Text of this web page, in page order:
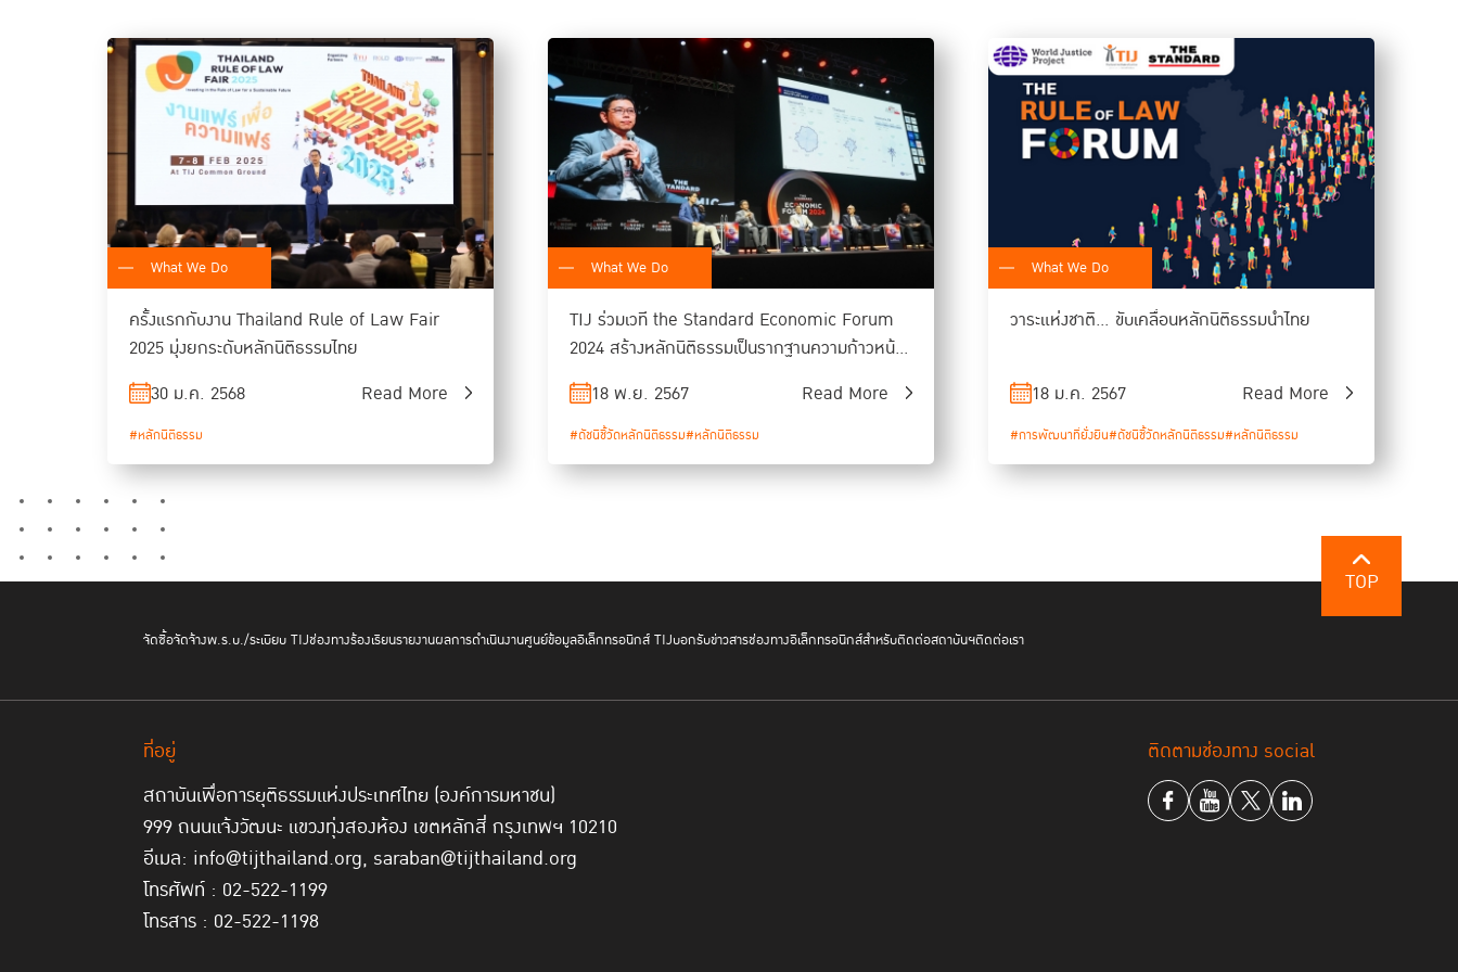
เฉพาะของนักกฎหมาย ทั้งที่ในความเป็นจริง ทุกภาคส่วนในสังคมต่างได้รับผลกระทบจากความบกพร่องของหลัก
นิติธรรม
ไม่ว่าจะเป็นประชาชนทั่วไป นักธุรกิจ หรือนักการเมือง และอีกประการที่สำคัญคือ ในประเทศไทยหลักนิติธรรมยัง
ไม่ได้ถูกมองว่ามีความเชื่อมโยงกับหลักประชาธิปไตยและหลักธรรมาภิบาลอย่างไม่อาจแยกออกจากกันได้
ศาสตราจารย์พิเศษ ดร.กิตติพงษ์ กล่าวอีกว่า การลงทุนเพื่อพัฒนาหลักนิติธรรมนั้น จำเป็นต้องลงทุนทั้งในเชิง
โครงสร้างความคิดและการจัดระบบสังคมให้เข้าใจถึงความสำคัญร่วมกัน เพื่อสร้างระบบกฎหมายที่เป็นธรรม โปร่งใส
และตรวจสอบได้ซึ่งการขับเคลื่อนหลักนิติธรรมในช่วงเวลานี้ถือเป็นจังหวะเวลาที่ดี เพราะเป็นหมุดหมายในการพัฒนาที่
ยั่งยืนตามเป้าหมาย SDGs ข้อ 16 และเป็นปัจจัยเอื้อให้เป้าหมายอื่น ๆ บรรลุผลได้ นอกจากนี้ ผลงานวิจัยล่าสุดของ
เจ้าของรางวัลโนเบลสาขาเศรษฐศาสตร์ในปีล่าสุด (2024 Nobel Laureate) ได้เน้นย้ำว่า
ประเทศที่มีหลักนิติธรรมจะนำไปสู่การพัฒนาเศรษฐกิจให้เจริญก้าวหน้าได้อย่าง
ยั่งยืนสำหรับแนวทางการขับเคลื่อนหลักนิติธรรมให้เกิดผลเป็นรูปธรรม ต้องเกิด
จากการสร้างความร่วมมือจากทุกภาคส่วนของสังคม การวัดผลความก้าวหน้าในการ
ประเทศไปด้วยกัน
ศาสตราจารย์พิเศษ ดร.กิตติพงษ์กล่าวทิ้งท้ายว่า หลักนิติธรรมไม่ใช่เรื่องของกลุ่มใดกลุ่มหนึ่ง แต่เป็นพื้นฐานสำคัญที่ทุก
ฝ่ายต้องร่วมมือกันสร้างเพื่ออนาคตที่ยั่งยืนของประเทศไทย การบ่มเพาะแนวคิดนี้ในทุกระดับของสังคมเป็นการลงทุนที่
สำคัญ ซึ่งจะนำไปสู่การพัฒนาทั้งในด้านเศรษฐกิจ สังคม และการเมือง
ต้นทุนที่ต้องจ่าย เมื่อหลักนิติธรรมไทยอ่อนแอ
What We Do
ครั้งแรกกับงาน Thailand Rule of Law Fair
2025 มุ่งยกระดับหลักนิติธรรมไทย
30 ม.ค. 2568
Read More
#หลักนิติธรรม
What We Do
TIJ ร่วมเวที the Standard Economic Forum
2024 สร้างหลักนิติธรรมเป็นรากฐานความก้าวหน้า
ประเทศ
18 พ.ย. 2567 Read More
#ดัชนีชี้วัดหลักนิติธรรม#หลักนิติธรรม
What We Do
วาระแห่งชาติ… ขับเคลื่อนหลักนิติธรรมนำไทย
18 ม.ค. 2567 Read More
#การพัฒนาที่ยั่งยืน#ดัชนีชี้วัดหลักนิติธรรม#หลักนิติธรรม
TOP
จัดซื้อจัดจ้างพ.ร.บ./ระเบียบ TIJช่องทางร้องเรียนรายงานผลการดำเนินงานศูนย์ข้อมูลอิเล็กทรอนิกส์ TIJบอกรับข่าวสารช่องทางอิเล็กทรอนิกส์สำหรับติดต่อสถาบันฯติดต่อเรา
ที่อยู่
สถาบันเพื่อการยุติธรรมแห่งประเทศไทย (องค์การมหาชน)
999 ถนนแจ้งวัฒนะ แขวงทุ่งสองห้อง เขตหลักสี่ กรุงเทพฯ 10210
อีเมล: info@tijthailand.org, saraban@tijthailand.org
โทรศัพท์ : 02-522-1199
โทรสาร : 02-522-1198
ติดตามช่องทาง social